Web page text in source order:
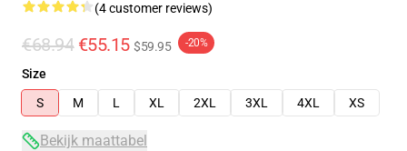
(4 customer reviews)
€68.94 €55.15 $59.95 -20%
Size
S
M L XL 2XL 3XL 4XL XS
Bekijk maattabel